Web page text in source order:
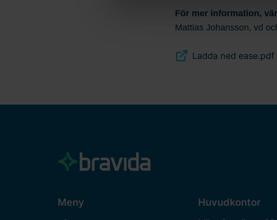
oss. Ange ditt samtyckes-ID och datum för
För mer information,
Mattias Johansson, vd
Ladda ned ease.pdf
Meny Huvudkontor